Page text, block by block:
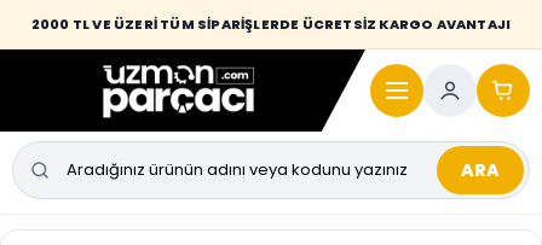
2000 TL VE ÜZERİ TÜM SİPARİŞLERDE ÜCRETSİZ KARGO AVANTAJI
Desi / hacim sınırını aşan kaporta parçalarında taşıma bedeli alıcıya
yansıtılmaktadır.
ARA